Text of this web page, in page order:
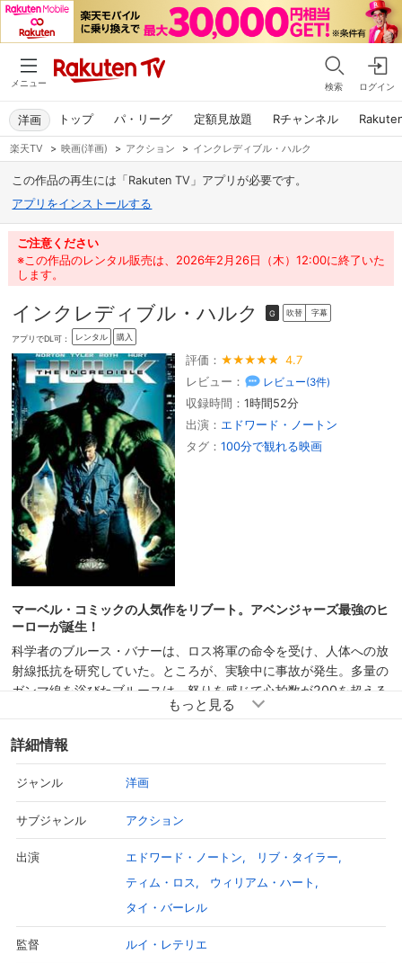
メニュー 検索 ログイン
トップ パ・リーグ 定額見放題 Rチャンネル
洋画
楽天TV > 映画(洋画) > アクション > インクレディブル・ハルク
この作品の再生には「Rakuten TV」アプリが必要です。
アプリをインストールする
ご注意ください
※この作品のレンタル販売は、2026年2月26日（木）12:00に終了いた
します。
インクレディブル・ハルク G 吹替 字幕
アプリでDL可： レンタル 購入
評価：
4.7
レビュー：
レビュー(3件)
収録時間：1時間52分
出演： エドワード・ノートン
タグ：100分で観れる映画
マーベル・コミックの人気作をリブート。アベンジャーズ最強のヒ
ーローが誕生！
科学者のブルース・バナーは、ロス将軍の命令を受け、人体への放
射線抵抗を研究していた。ところが、実験中に事故が発生。多量の
ガンマ線を浴びたブルースは、怒りを感じて心拍数が200を超える
と巨大な緑色のモンスターに変身する特殊体質になってしまう。
詳細情報
ジャンル 洋画
サブジャンル アクション
出演 エドワード・ノートン
リブ・タイラー
ティム・ロス
ウィリアム・ハート
タイ・バーレル
監督 ルイ・レテリエ